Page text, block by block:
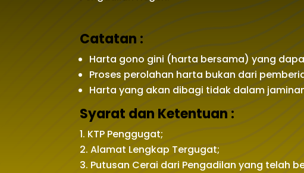
Catatan :
Harta gono gini (harta bersama) yang
Proses perolahan harta bukan dari
Harta yang akan dibagi tidak dalam
Syarat dan Ketentuan :
KTP Penggugat;
Alamat Lengkap Tergugat;
Putusan Cerai dari Pengadilan yang telah